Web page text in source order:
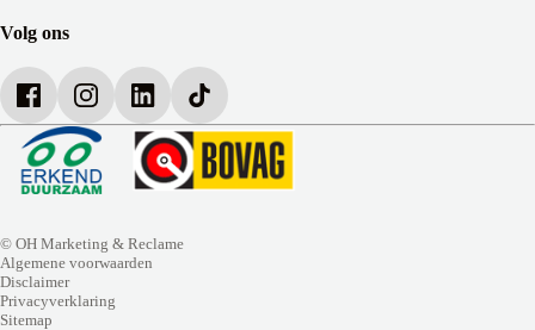
Bedrijfsbrochure
Volg ons
© OH Marketing & Reclame
Algemene voorwaarden
Disclaimer
Privacyverklaring
Sitemap